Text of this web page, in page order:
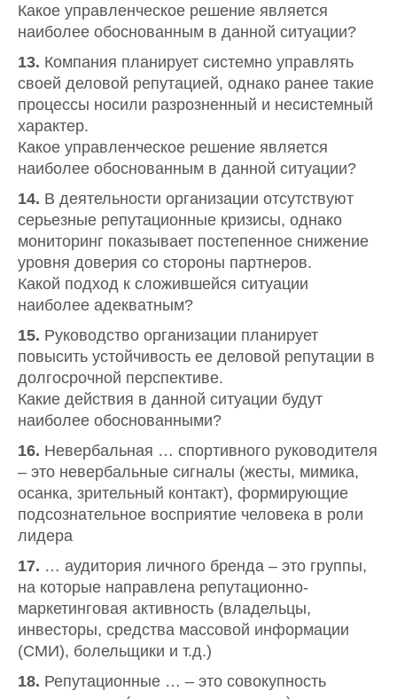
Какое управленческое решение является
наиболее обоснованным в данной ситуации?
13. Компания планирует системно управлять
своей деловой репутацией, однако ранее такие
процессы носили разрозненный и несистемный
характер.
Какое управленческое решение является
наиболее обоснованным в данной ситуации?
14. В деятельности организации отсутствуют
серьезные репутационные кризисы, однако
мониторинг показывает постепенное снижение
уровня доверия со стороны партнеров.
Какой подход к сложившейся ситуации
наиболее адекватным?
15. Руководство организации планирует
повысить устойчивость ее деловой репутации в
долгосрочной перспективе.
Какие действия в данной ситуации будут
наиболее обоснованными?
16. Невербальная … спортивного руководителя
– это невербальные сигналы (жесты, мимика,
осанка, зрительный контакт), формирующие
подсознательное восприятие человека в роли
лидера
17. … аудитория личного бренда – это группы,
на которые направлена репутационно-
маркетинговая активность (владельцы,
инвесторы, средства массовой информации
(СМИ), болельщики и т.д.)
18. Репутационные … – это совокупность